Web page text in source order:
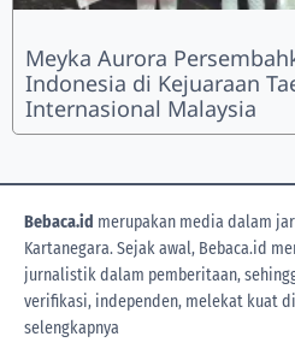
Meyka Aurora
Indonesia di Kejuaraan
Internasional Malaysia
Bebaca.id merupakan media dalam
Kartanegara. Sejak awal, Bebaca.id
jurnalistik dalam pemberitaan,
verifikasi, independen, melekat kuat
selengkapnya